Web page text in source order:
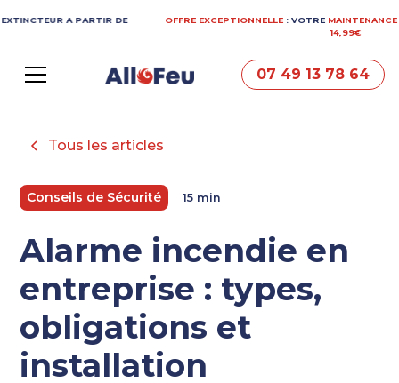
A PARTIR DE OFFRE EXCEPTIONNELLE: VOTRE MAINTENANCE
07 49 13 78 64
Tous les articles
Conseils de Sécurité 15 min
Alarme incendie en
entreprise : types,
obligations et
installation